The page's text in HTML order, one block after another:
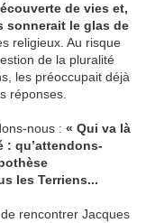
de vies et,
sonnerait le glas de
religieux. Au risque
de la pluralité
les préoccupait déjà
réponses.
nous : « Qui va là
: qu’attendons-
les Terriens...
rencontrer Jacques